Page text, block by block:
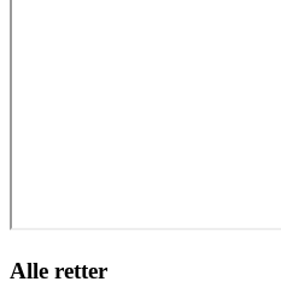
Alle retter